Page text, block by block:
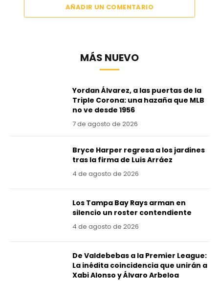
AÑADIR UN COMENTARIO
MÁS NUEVO
Yordan Álvarez, a las puertas de la
Triple Corona: una hazaña que MLB
no ve desde 1956
7 de agosto de 2026
Bryce Harper regresa a los jardines
tras la firma de Luis Arráez
4 de agosto de 2026
Los Tampa Bay Rays arman en
silencio un roster contendiente
4 de agosto de 2026
De Valdebebas a la Premier League:
La inédita coincidencia que unirán a
Xabi Alonso y Álvaro Arbeloa